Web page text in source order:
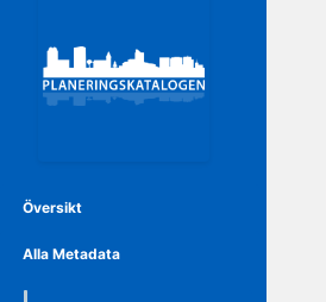
Översikt
Alla Metadata